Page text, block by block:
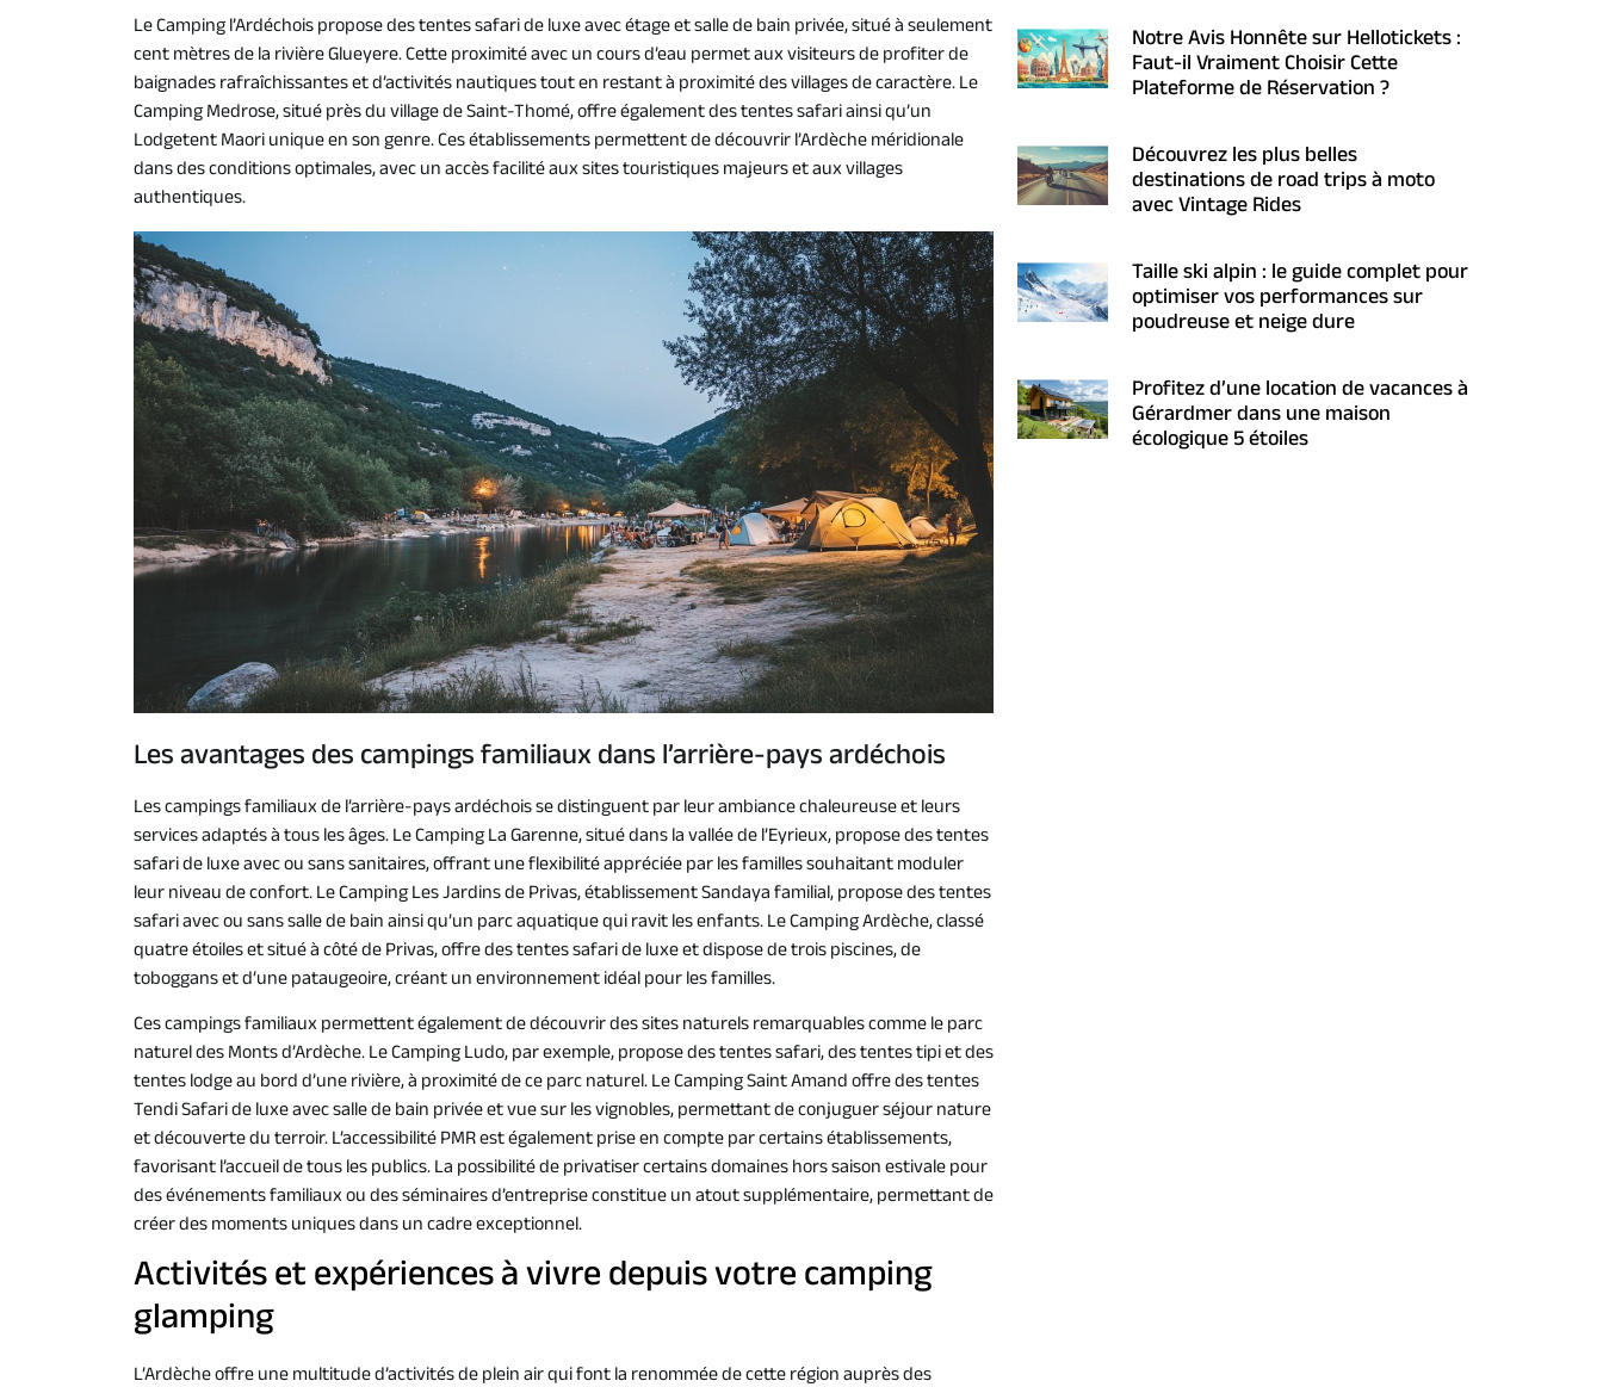
Le Camping l’Ardéchois propose des tentes safari de luxe avec étage et salle de bain privée, situé à seulement
cent mètres de la rivière Glueyere. Cette proximité avec un cours d’eau permet aux visiteurs de profiter de
baignades rafraîchissantes et d’activités nautiques tout en restant à proximité des villages de caractère. Le
Camping Medrose, situé près du village de Saint-Thomé, offre également des tentes safari ainsi qu’un
Lodgetent Maori unique en son genre. Ces établissements permettent de découvrir l’Ardèche méridionale
dans des conditions optimales, avec un accès facilité aux sites touristiques majeurs et aux villages
authentiques.
Les avantages des campings familiaux dans l’arrière-pays ardéchois
Les campings familiaux de l’arrière-pays ardéchois se distinguent par leur ambiance chaleureuse et leurs
services adaptés à tous les âges. Le Camping La Garenne, situé dans la vallée de l’Eyrieux, propose des tentes
safari de luxe avec ou sans sanitaires, offrant une flexibilité appréciée par les familles souhaitant moduler
leur niveau de confort. Le Camping Les Jardins de Privas, établissement Sandaya familial, propose des tentes
safari avec ou sans salle de bain ainsi qu’un parc aquatique qui ravit les enfants. Le Camping Ardèche, classé
quatre étoiles et situé à côté de Privas, offre des tentes safari de luxe et dispose de trois piscines, de
toboggans et d’une pataugeoire, créant un environnement idéal pour les familles.
Ces campings familiaux permettent également de découvrir des sites naturels remarquables comme le parc
naturel des Monts d’Ardèche. Le Camping Ludo, par exemple, propose des tentes safari, des tentes tipi et des
tentes lodge au bord d’une rivière, à proximité de ce parc naturel. Le Camping Saint Amand offre des tentes
Tendi Safari de luxe avec salle de bain privée et vue sur les vignobles, permettant de conjuguer séjour nature
et découverte du terroir. L’accessibilité PMR est également prise en compte par certains établissements,
favorisant l’accueil de tous les publics. La possibilité de privatiser certains domaines hors saison estivale pour
des événements familiaux ou des séminaires d’entreprise constitue un atout supplémentaire, permettant de
créer des moments uniques dans un cadre exceptionnel.
Activités et expériences à vivre depuis votre camping
glamping
L’Ardèche offre une multitude d’activités de plein air qui font la renommée de cette région auprès des
Notre Avis Honnête sur Hellotickets :
Faut-il Vraiment Choisir Cette
Plateforme de Réservation ?
Découvrez les plus belles
destinations de road trips à moto
avec Vintage Rides
Taille ski alpin : le guide complet pour
optimiser vos performances sur
poudreuse et neige dure
Profitez d’une location de vacances à
Gérardmer dans une maison
écologique 5 étoiles